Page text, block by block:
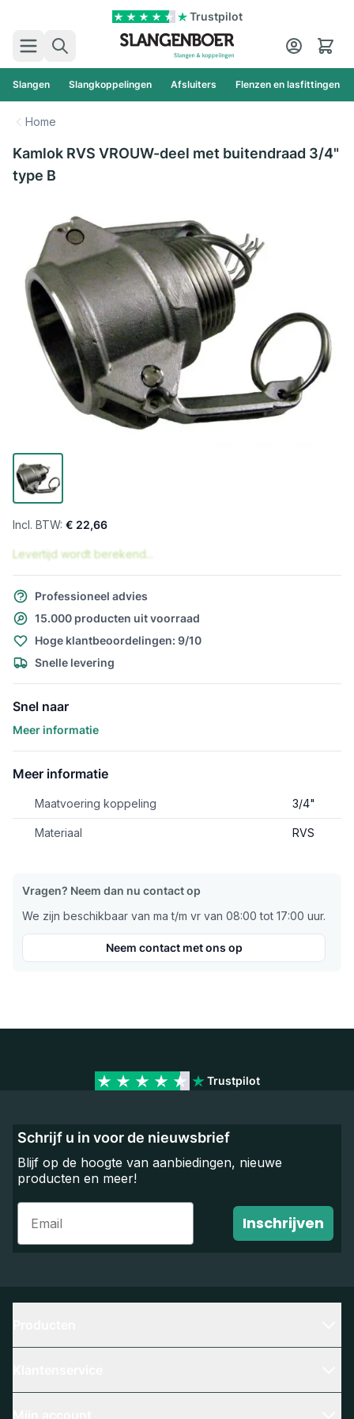
Trustpilot
Zoek
Cart
Slangen Slangkoppelingen Afsluiters Flenzen en lasfittingen
Home
Kamlok RVS VROUW-deel met buitendraad 3/4"
type B
€ 22,66
Levertijd wordt berekend...
Professioneel advies
15.000 producten uit voorraad
Hoge klantbeoordelingen: 9/10
Snelle levering
Snel naar
Meer informatie
Meer informatie
Maatvoering koppeling 3/4"
Materiaal RVS
Vragen? Neem dan nu contact op
We zijn beschikbaar van ma t/m vr van 08:00 tot 17:00 uur.
Neem contact met ons op
Trustpilot
Schrijf u in voor de nieuwsbrief
Blijf op de hoogte van aanbiedingen, nieuwe
producten en meer!
Email
Inschrijven